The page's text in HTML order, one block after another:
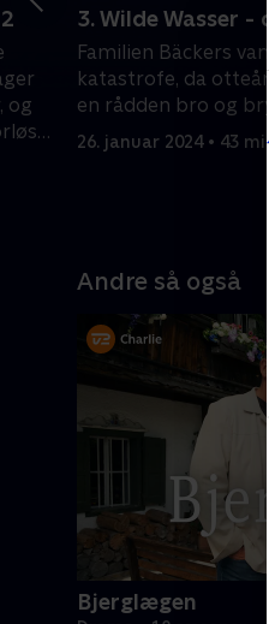
og
3. Wilde Wasser -
Familien Bäckers
katastrofe, da
en rådden bro og
26. januar 2024 • 43
Andre så også
Bjerglægen